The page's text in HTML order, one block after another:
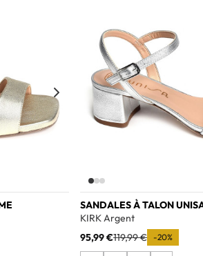
SANDALES À TALON
KIRK Argent
95,99 €119,99 € -20%